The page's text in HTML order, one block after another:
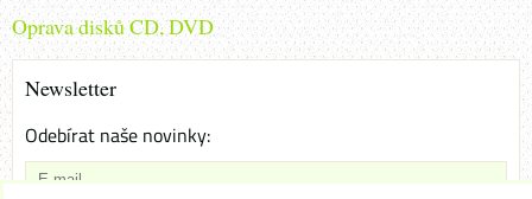
Oprava disků CD, DVD
Newsletter
Odebírat naše novinky: